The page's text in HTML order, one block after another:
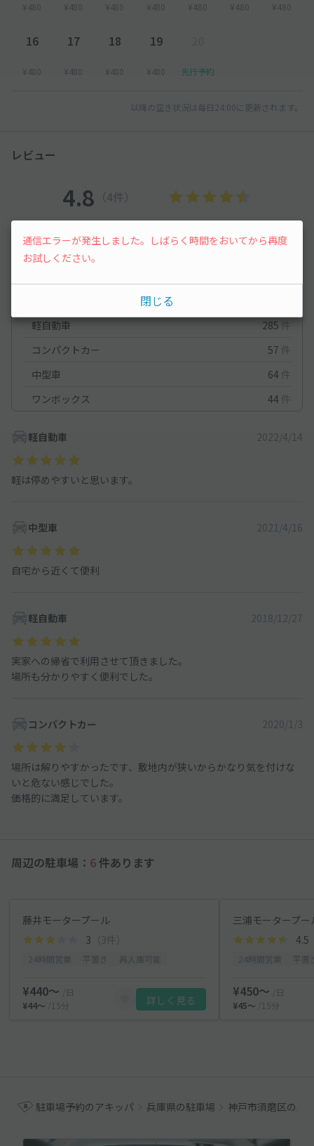
¥480 ¥480 ¥480 ¥480 ¥480 ¥480 ¥480
16
¥480
17
¥480
18
¥480
19
¥480 先行予約
以降の空き状況は毎日24:00に更新されます。
レビュー
4.8 （4件）
満足度 4.8 立地
停めやすさ
軽自動車
285 件
コンパクトカー
57 件
中型車
64 件
ワンボックス
44 件
軽自動車 2022/4/14
軽は停めやすいと思います。
中型車 2021/4/16
自宅から近くて便利
軽自動車 2018/12/27
実家への帰省で利用させて頂きました。
場所も分かりやすく便利でした。
コンパクトカー 2020/1/3
場所は解りやすかったです、敷地内が狭いからかなり気を付けな
いと危ない感じでした。
価格的に満足しています。
周辺の駐車場： 6 件あります
藤井モータープール
3 （3件）
¥440〜
/日
¥44〜
/15分 詳しく見る
三浦モータープ
4.5
¥450〜
/日
¥45〜
/15分
駐車場予約のアキッパ 兵庫県の駐車場 神戸市須磨区の駐
通信エラーが発生しました。しばらく時間をおいてから再度
お試しください。
閉じる